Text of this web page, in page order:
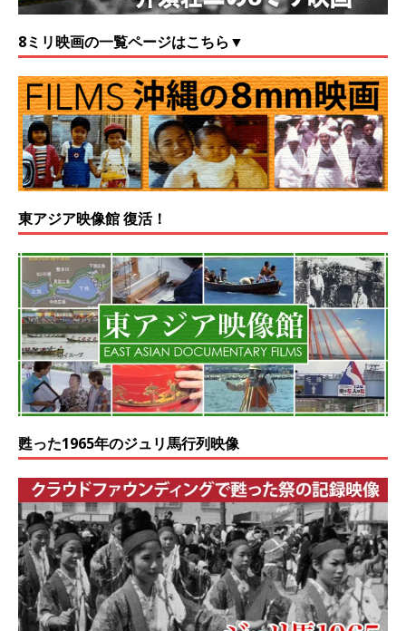
8ミリ映画の一覧ページはこちら▼
東アジア映像館 復活！
甦った1965年のジュリ馬行列映像